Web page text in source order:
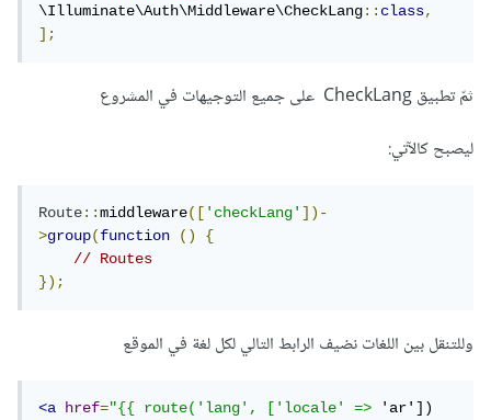
\Illuminate\Auth\Middleware\CheckLang::class,
];
ثمّ تطبيق CheckLang على جميع التوجيهات في المشروع
ليصبح كالآتي:
Route::middleware(['checkLang'])-
>group(function ()
{
// Routes
});
وللتنقل بين اللغات نضيف الرابط التالي لكل لغة في الموقع
<a href="{{ route('lang', ['locale' =>
'ar'])